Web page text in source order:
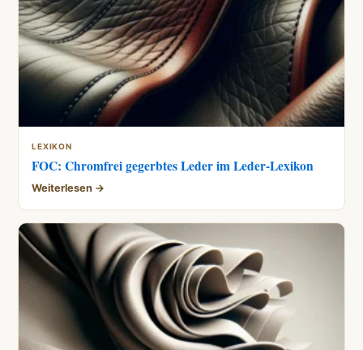
LEXIKON
FOC: Chromfrei gegerbtes Leder im Leder-Lexikon
Weiterlesen →